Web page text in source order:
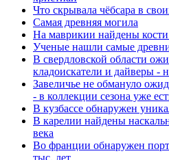
Что скрывала чёбсара в
Самая древняя могила
На маврикии найдены
Ученые нашли самые
В свердловской области
кладоискатели и дайверы -
Завеличье не обмануло
- в коллекции сезона уже
В кузбассе обнаружен
В карелии найдены
века
Во франции обнаружен
тыс. лет